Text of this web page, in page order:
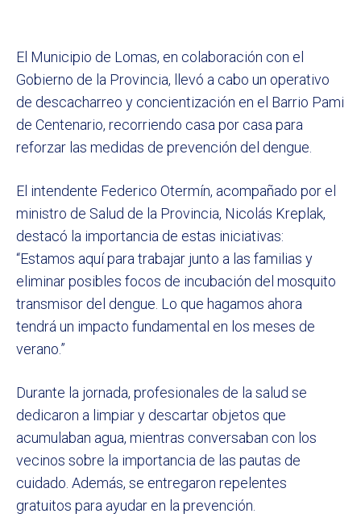
El Municipio de Lomas, en colaboración con el
Gobierno de la Provincia, llevó a cabo un operativo
de descacharreo y concientización en el Barrio Pami
de Centenario, recorriendo casa por casa para
reforzar las medidas de prevención del dengue.
El intendente Federico Otermín, acompañado por el
ministro de Salud de la Provincia, Nicolás Kreplak,
destacó la importancia de estas iniciativas:
“Estamos aquí para trabajar junto a las familias y
eliminar posibles focos de incubación del mosquito
transmisor del dengue. Lo que hagamos ahora
tendrá un impacto fundamental en los meses de
verano.”
Durante la jornada, profesionales de la salud se
dedicaron a limpiar y descartar objetos que
acumulaban agua, mientras conversaban con los
vecinos sobre la importancia de las pautas de
cuidado. Además, se entregaron repelentes
gratuitos para ayudar en la prevención.